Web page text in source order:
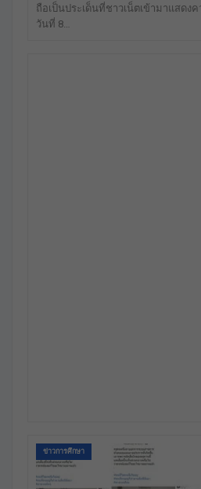
ถือเป็นประเด็นที่ชาวเน็ตเข้ามาแสดง
วันที่ 8…
ข่าวการศึกษา